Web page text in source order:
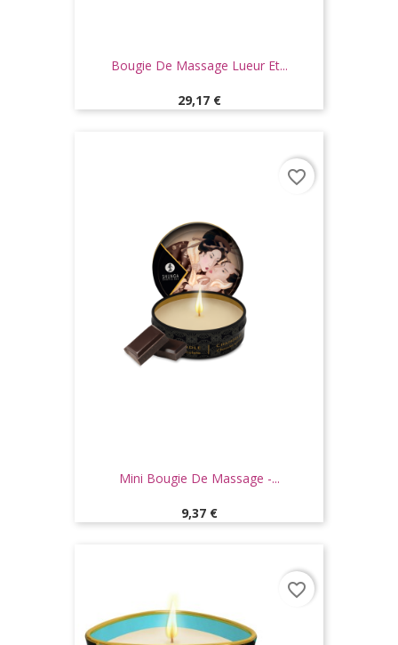
Bougie De Massage Lueur Et...
Prix
29,17 €
Mini Bougie De Massage -...
Prix
9,37 €
favorite_border
favorite_border